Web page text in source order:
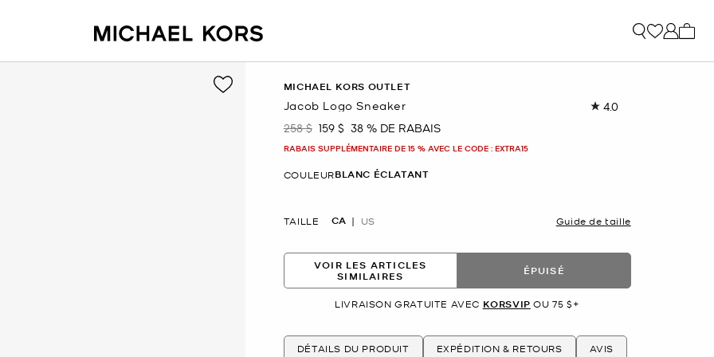
MICHAEL KORS OUTLET
Jacob Logo Sneaker 4.0
page.
était
258 $ maintenant
159 $ 38 % DE RABAIS
RABAIS SUPPLÉMENTAIRE DE 15 % AVEC LE CODE : EXTRA15
COULEURBLANC ÉCLATANT
TAILLE CA US Guide de taille
VOIR LES ARTICLES
SIMILAIRES
ÉPUISÉ
LIVRAISON GRATUITE AVEC KORSVIP OU 75 $+
DÉTAILS DU PRODUIT EXPÉDITION & RETOURS AVIS